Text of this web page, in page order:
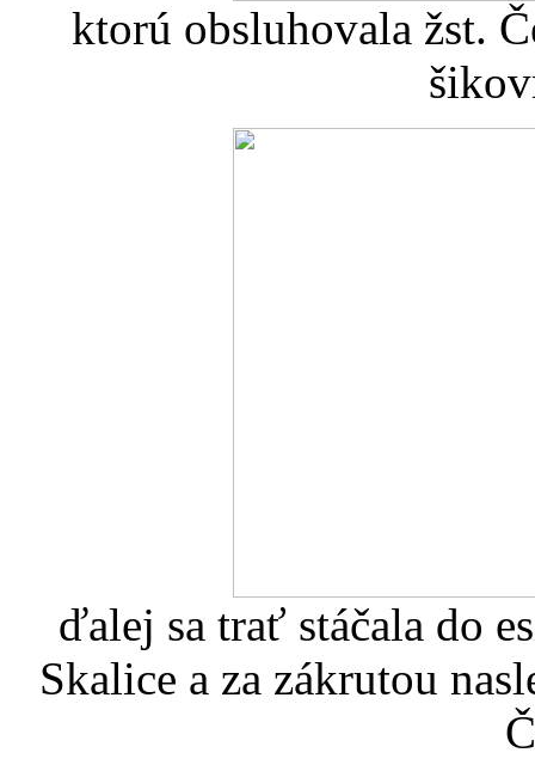
ktorú obsluhovala žst.
ďalej sa trať stáčala do
Skalice a za zákrutou